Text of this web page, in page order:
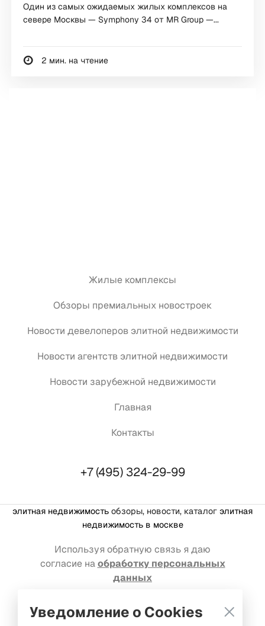
Один из самых ожидаемых жилых комплексов на
севере Москвы — Symphony 34 от MR Group —...
2 мин. на чтение
Жилые комплексы
Обзоры премиальных новостроек
Новости девелоперов элитной недвижимости
Новости агентств элитной недвижимости
Новости зарубежной недвижимости
Главная
Контакты
+7 (495) 324-29-99
элитная недвижимость обзоры, новости, каталог элитная
недвижимость в москве
Используя обратную связь я даю
согласие наобработку персональных
данных
© Premium estate, 2016-2026. Все права защищены
Уведомление о Cookies